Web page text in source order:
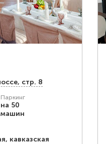
стр. 8
Паркинг
на 50
машин
кавказская